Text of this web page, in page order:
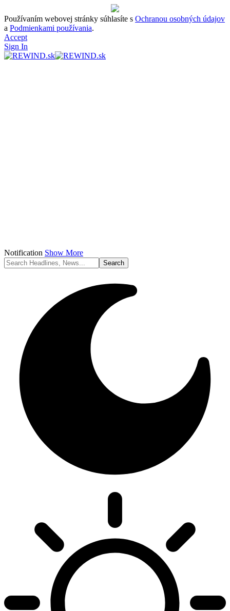
Používaním webovej stránky súhlasíte s Ochranou osobných údajov
a Podmienkami používania.
Accept
Sign In
Notification Show More